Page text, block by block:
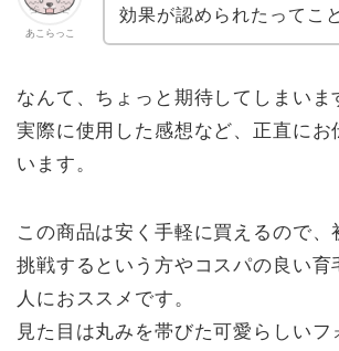
あこらっこ
効果が認められたってこ
なんて、ちょっと期待してしまいま
実際に使用した感想など、正直にお
います。
この商品は安く手軽に買えるので、
挑戦するという方やコスパの良い育
人におススメです。
見た目は丸みを帯びた可愛らしいフ